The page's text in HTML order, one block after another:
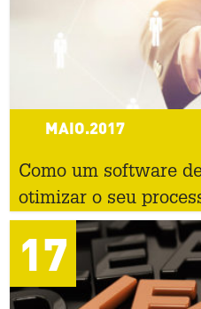
MAIO.2017
Como um software
otimizar o seu
17